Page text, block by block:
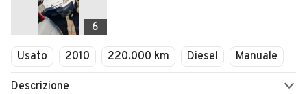
6
Usato 2010 220.000 km Diesel Manuale
Descrizione